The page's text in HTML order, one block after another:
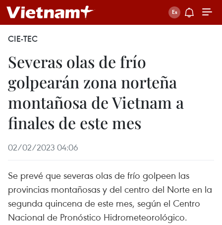
CIE-TEC
Severas olas de frío
golpearán zona norteña
montañosa de Vietnam a
finales de este mes
02/02/2023 04:06
Se prevé que severas olas de frío golpeen las
provincias montañosas y del centro del Norte en la
segunda quincena de este mes, según el Centro
Nacional de Pronóstico Hidrometeorológico.